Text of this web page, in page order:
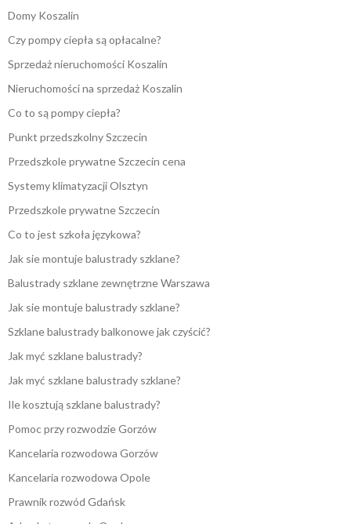
Domy Koszalin
Czy pompy ciepła są opłacalne?
Sprzedaż nieruchomości Koszalin
Nieruchomości na sprzedaż Koszalin
Co to są pompy ciepła?
Punkt przedszkolny Szczecin
Przedszkole prywatne Szczecin cena
Systemy klimatyzacji Olsztyn
Przedszkole prywatne Szczecin
Co to jest szkoła językowa?
Jak sie montuje balustrady szklane?
Balustrady szklane zewnętrzne Warszawa
Jak sie montuje balustrady szklane?
Szklane balustrady balkonowe jak czyścić?
Jak myć szklane balustrady?
Jak myć szklane balustrady szklane?
Ile kosztują szklane balustrady?
Pomoc przy rozwodzie Gorzów
Kancelaria rozwodowa Gorzów
Kancelaria rozwodowa Opole
Prawnik rozwód Gdańsk